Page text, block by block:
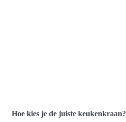
Hoe kies je de juiste keukenkraan?